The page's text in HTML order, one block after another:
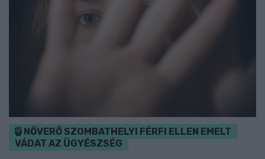
NŐVERŐ SZOMBATHELYI FÉRFI ELLEN EMELT
VÁDAT AZ ÜGYÉSZSÉG